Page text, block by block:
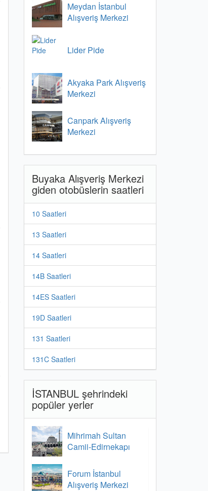
Meydan İstanbul
Alışveriş Merkezi
Lider Pide
Akyaka Park Alışveriş
Merkezi
Canpark Alışveriş
Merkezi
Buyaka Alışveriş Merkezi
giden otobüslerin saatleri
10 Saatleri
13 Saatleri
14 Saatleri
14B Saatleri
14ES Saatleri
19D Saatleri
131 Saatleri
131C Saatleri
İSTANBUL şehrindeki
popüler yerler
Mihrimah Sultan
Camii-Edirnekapı
Forum İstanbul
Alışveriş Merkezi